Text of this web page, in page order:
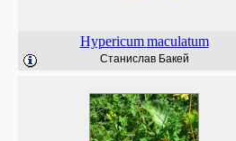
Hypericum maculatum
Станислав Бакей